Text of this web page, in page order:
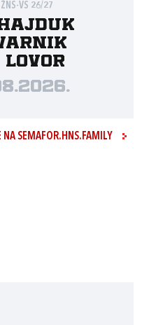
ŽNS-VS 26/27
Lovor
NA SEMAFOR.HNS.FAMILY